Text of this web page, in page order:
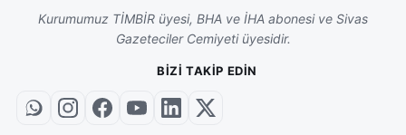
Kurumumuz TİMBİR üyesi, BHA ve İHA abonesi ve Sivas
Gazeteciler Cemiyeti üyesidir.
BIZI TAKIP EDIN